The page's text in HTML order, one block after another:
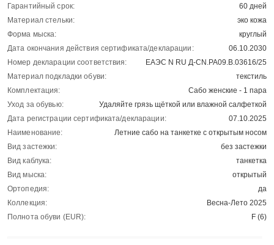
Гарантийный срок:
60 дней
Материал стельки:
эко кожа
Форма мыска:
круглый
Дата окончания действия сертификата/декларации:
06.10.2030
Номер декларации соответствия:
ЕАЭС N RU Д-CN.РА09.В.03616/25
Материал подкладки обуви:
текстиль
Комплектация:
Сабо женские - 1 пара
Уход за обувью:
Удаляйте грязь щёткой или влажной салфеткой
Дата регистрации сертификата/декларации:
07.10.2025
Наименование:
Летние сабо на танкетке с открытым носом
Вид застежки:
без застежки
Вид каблука:
танкетка
Вид мыска:
открытый
Ортопедия:
да
Коллекция:
Весна-Лето 2025
Полнота обуви (EUR):
F (6)